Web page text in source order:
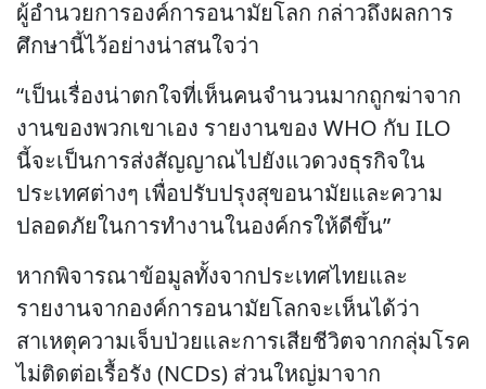
ผู้อำนวยการองค์การอนามัยโลก กล่าวถึงผลการ
ศึกษานี้ไว้อย่างน่าสนใจว่า
“เป็นเรื่องน่าตกใจที่เห็นคนจำนวนมากถูกฆ่าจาก
งานของพวกเขาเอง รายงานของ WHO กับ ILO
นี้จะเป็นการส่งสัญญาณไปยังแวดวงธุรกิจใน
ประเทศต่างๆ เพื่อปรับปรุงสุขอนามัยและความ
ปลอดภัยในการทำงานในองค์กรให้ดีขึ้น”
หากพิจารณาข้อมูลทั้งจากประเทศไทยและ
รายงานจากองค์การอนามัยโลกจะเห็นได้ว่า
สาเหตุความเจ็บป่วยและการเสียชีวิตจากกลุ่มโรค
ไม่ติดต่อเรื้อรัง (NCDs) ส่วนใหญ่มาจาก